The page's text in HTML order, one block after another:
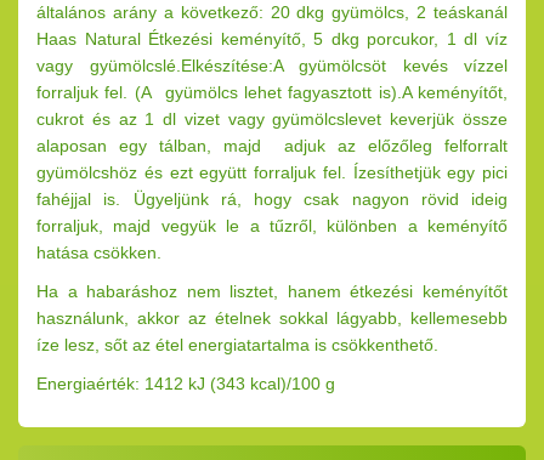
általános arány a következő: 20 dkg gyümölcs, 2 teáskanál
Haas Natural Étkezési keményítő, 5 dkg porcukor, 1 dl víz
vagy gyümölcslé.Elkészítése:A gyümölcsöt kevés vízzel
forraljuk fel. (A gyümölcs lehet fagyasztott is).A keményítőt,
cukrot és az 1 dl vizet vagy gyümölcslevet keverjük össze
alaposan egy tálban, majd adjuk az előzőleg felforralt
gyümölcshöz és ezt együtt forraljuk fel. Ízesíthetjük egy pici
fahéjjal is. Ügyeljünk rá, hogy csak nagyon rövid ideig
forraljuk, majd vegyük le a tűzről, különben a keményítő
hatása csökken.
Ha a habaráshoz nem lisztet, hanem étkezési keményítőt
használunk, akkor az ételnek sokkal lágyabb, kellemesebb
íze lesz, sőt az étel energiatartalma is csökkenthető.
Energiaérték: 1412 kJ (343 kcal)/100 g